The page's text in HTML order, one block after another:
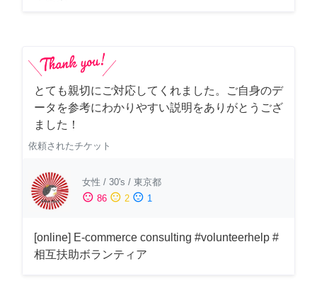
とても親切にご対応してくれました。ご自身のデ
ータを参考にわかりやすい説明をありがとうござ
ました！
依頼されたチケット
女性 / 30's / 東京都
sentiment_satisfied 86 sentiment_neutral 2 sentiment_dissatisfied 1
[online] E-commerce consulting #volunteerhelp #
相互扶助ボランティア